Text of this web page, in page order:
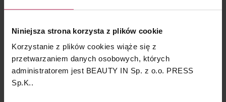
Niniejsza strona korzysta z plików cookie
Korzystanie z plików cookies wiąże się z
przetwarzaniem danych osobowych, których
administratorem jest BEAUTY IN Sp. z o.o. PRESS
Sp.K..
Deyee Robot